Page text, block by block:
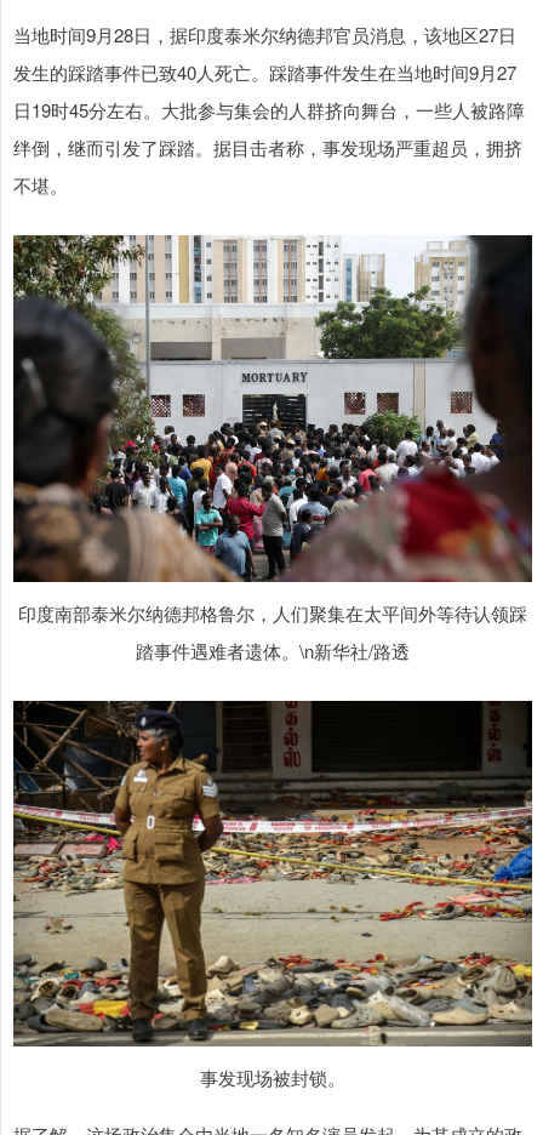
当地时间9月28日，据印度泰米尔纳德邦官员消息，该地区27日
发生的踩踏事件已致40人死亡。踩踏事件发生在当地时间9月27
日19时45分左右。大批参与集会的人群挤向舞台，一些人被路障
绊倒，继而引发了踩踏。据目击者称，事发现场严重超员，拥挤
不堪。
印度南部泰米尔纳德邦格鲁尔，人们聚集在太平间外等待认领踩
踏事件遇难者遗体。\n新华社/路透
事发现场被封锁。